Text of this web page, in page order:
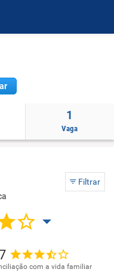
1
Vaga
Filtrar
com a vida familiar